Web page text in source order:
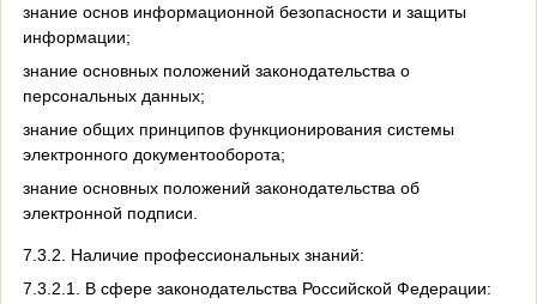
знание основ информационной безопасности и защиты
информации;
знание основных положений законодательства о
персональных данных;
знание общих принципов функционирования системы
электронного документооборота;
знание основных положений законодательства об
электронной подписи.
7.3.2. Наличие профессиональных знаний:
7.3.2.1. В сфере законодательства Российской Федерации: